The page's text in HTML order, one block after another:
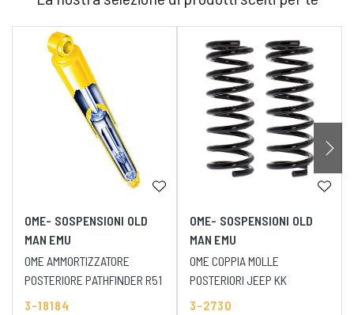
OME- SOSPENSIONI OLD
MAN EMU
OME AMMORTIZZATORE
POSTERIORE PATHFINDER R51
3-18184
OME- SOSPENSIONI OLD
MAN EMU
OME COPPIA MOLLE
POSTERIORI JEEP KK
3-2730